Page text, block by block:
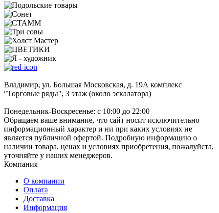
Владимир, ул. Большая Московская, д. 19А комплекс
"Торговые ряды", 3 этаж (около эскалатора)
Понедельник-Воскресенье: с 10:00 до 22:00
Обращаем ваше внимание, что сайт носит исключительно
информационный характер и ни при каких условиях не
является публичной офертой. Подробную информацию о
наличии товара, ценах и условиях приобретения, пожалуйста,
уточняйте у наших менеджеров.
Компания
О компании
Оплата
Доставка
Информация